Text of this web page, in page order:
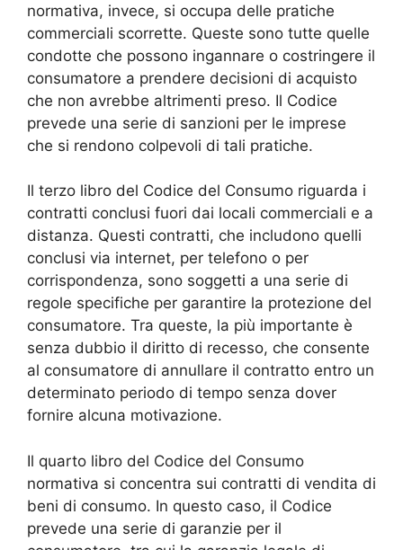
normativa, invece, si occupa delle pratiche
commerciali scorrette. Queste sono tutte quelle
condotte che possono ingannare o costringere il
consumatore a prendere decisioni di acquisto
che non avrebbe altrimenti preso. Il Codice
prevede una serie di sanzioni per le imprese
che si rendono colpevoli di tali pratiche.
Il terzo libro del Codice del Consumo riguarda i
contratti conclusi fuori dai locali commerciali e a
distanza. Questi contratti, che includono quelli
conclusi via internet, per telefono o per
corrispondenza, sono soggetti a una serie di
regole specifiche per garantire la protezione del
consumatore. Tra queste, la più importante è
senza dubbio il diritto di recesso, che consente
al consumatore di annullare il contratto entro un
determinato periodo di tempo senza dover
fornire alcuna motivazione.
Il quarto libro del Codice del Consumo
normativa si concentra sui contratti di vendita di
beni di consumo. In questo caso, il Codice
prevede una serie di garanzie per il